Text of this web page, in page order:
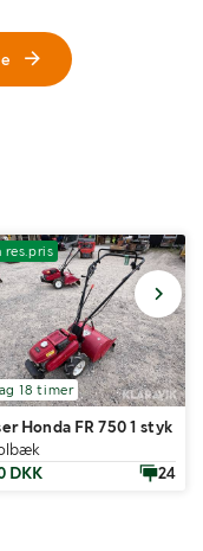
res.pris
18 timer
Honda FR 750 1 styk
DKK
24